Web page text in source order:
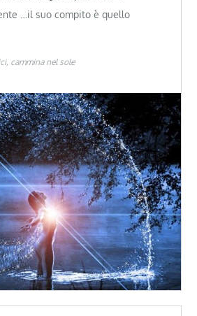
…il suo compito è quello
cammina nel sole